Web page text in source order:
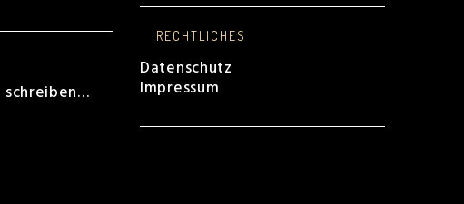
schreiben…
RECHTLICHES
Datenschutz
Impressum